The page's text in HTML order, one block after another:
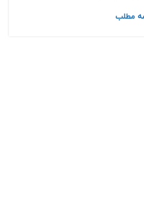
مطلب